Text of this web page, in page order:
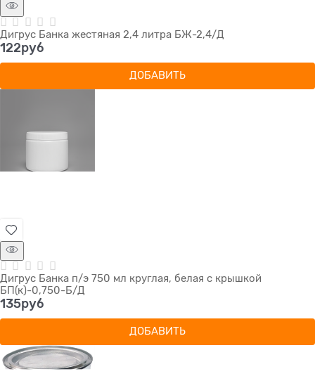
Дигрус Банка жестяная 2,4 литра БЖ-2,4/Д
122руб
ДОБАВИТЬ
Дигрус Банка п/э 750 мл круглая, белая с крышкой
БП(к)-0,750-Б/Д
135руб
ДОБАВИТЬ